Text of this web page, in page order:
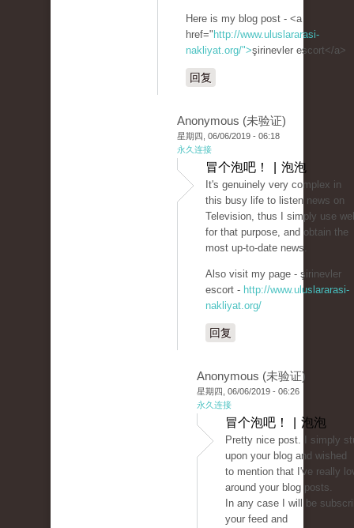
Here is my blog post - <a
href=" http://www.uluslararasi-
nakliyat.org/">şirinevler escort</a>
回复
Anonymous (未验证)
星期四, 06/06/2019 - 06:18
永久连接
冒个泡吧！ | 泡泡
It's genuinely very complex in
this busy life to listen news on
Television, thus I simply use
for that purpose, and obtain the
most up-to-date news.
Also visit my page - şirinevler
escort - http://www.uluslararasi-
nakliyat.org/
回复
Anonymous (未验证)
星期四, 06/06/2019 - 06:26
永久连接
冒个泡吧！ | 泡泡
Pretty nice post. I simply
upon your blog and wished
to mention that I've really
around your blog posts.
In any case I will be
your feed and